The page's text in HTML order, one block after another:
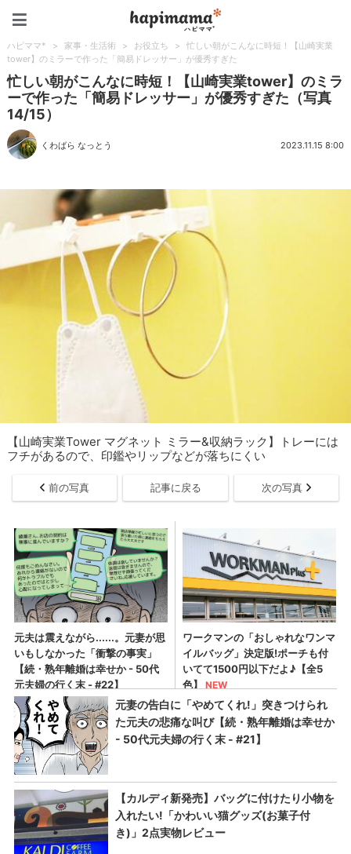
ハピママ* > 家事・生活術 > お役立ち >
忙しい朝がこんなに時短！【山崎実業
tower】のミラーで作った「簡易ドレッサー」が優秀すぎた
忙しい朝がこんなに時短！【山崎実業tower】のミラ
ーで作った「簡易ドレッサー」が優秀すぎた（写真
14/15）
くわばら なっとう 2023.11.15 8:00
【山崎実業Tower マグネット ミラー&収納ラック】トレーには
フチがあるので、印鑑やリップなどが落ちにくい
前の写真 記事に戻る 次の写真